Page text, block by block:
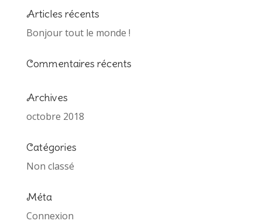
Articles récents
Bonjour tout le monde !
Commentaires récents
Archives
octobre 2018
Catégories
Non classé
Méta
Connexion